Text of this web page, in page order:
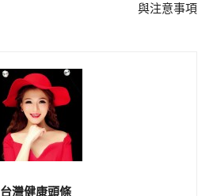
與注意事項
台灣健康頭條